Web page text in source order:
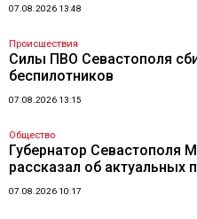
07.08.2026 13:48
Происшествия
Силы ПВО Севастополя
беспилотников
07.08.2026 13:15
Общество
Губернатор Севастополя
рассказал об актуальных
07.08.2026 10:17